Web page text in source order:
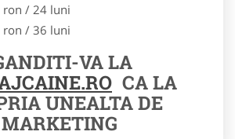
ron / 24 luni
ron / 36 luni
VA LA
CA LA
UNEALTA DE
MARKETING